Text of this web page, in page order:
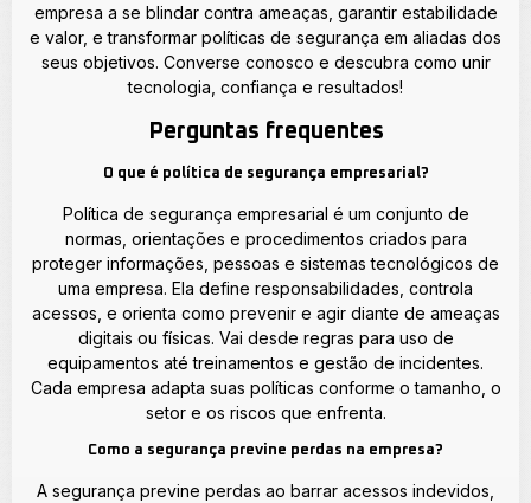
empresa a se blindar contra ameaças, garantir estabilidade
e valor, e transformar políticas de segurança em aliadas dos
seus objetivos. Converse conosco e descubra como unir
tecnologia, confiança e resultados!
Perguntas frequentes
O que é política de segurança empresarial?
Política de segurança empresarial é um conjunto de
normas, orientações e procedimentos criados para
proteger informações, pessoas e sistemas tecnológicos de
uma empresa. Ela define responsabilidades, controla
acessos, e orienta como prevenir e agir diante de ameaças
digitais ou físicas. Vai desde regras para uso de
equipamentos até treinamentos e gestão de incidentes.
Cada empresa adapta suas políticas conforme o tamanho, o
setor e os riscos que enfrenta.
Como a segurança previne perdas na empresa?
A segurança previne perdas ao barrar acessos indevidos,